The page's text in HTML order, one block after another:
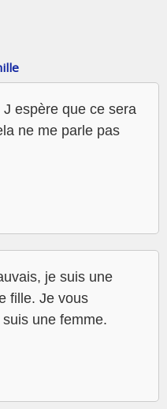
espère que ce sera
ne me parle pas
je suis une
fille. Je vous
une femme.